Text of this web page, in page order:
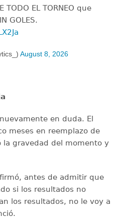
TODO EL TORNEO que
GOLES.
August 8, 2026
en duda. El
meses en reemplazo de
la gravedad del momento y
antes de admitir que
si los resultados no
los resultados, no le voy a